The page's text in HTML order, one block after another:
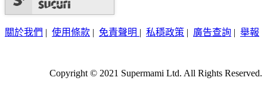
關於我們 | 使用條款 | 免責聲明 | 私穩政策 | 廣告查詢 | 舉報
Copyright © 2021 Supermami Ltd. All Rights Reserved.